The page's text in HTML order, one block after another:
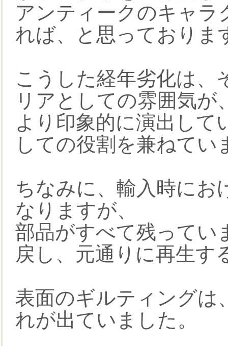
アンティークのキャ
れば、と思っておりま
こうした経年劣化は、
リアとしての雰囲気が
より印象的に演出して
しての役割を兼ねてい
ちなみに、輸入時にお
なりますが、
部品がすべて残ってい
戻し、元通りに再生す
表面のギルティングは
れが出ていました。